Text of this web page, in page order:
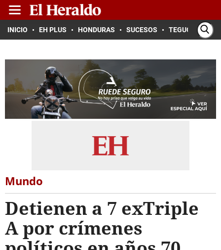
INICIO EH PLUS HONDURAS SUCESOS TEGUCIGALPA
Mundo
Detienen a 7 exTriple
A por crímenes